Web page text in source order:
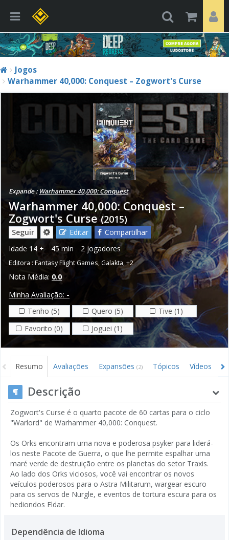
Jogos
Warhammer 40,000: Conquest – Zogwort's Curse
Expande : Warhammer 40,000: Conquest
Warhammer 40,000: Conquest –
Zogwort's Curse (2015)
Seguir Editar
Compartilhar
Idade 14 + 45 min 2 jogadores
Editora :Fantasy Flight Games,Galakta,+2
Nota Média: 0.0
Minha Avaliação: -
Tenho (5)
Quero (5)
Tive (1)
Favorito (0)
Joguei (1)
Resumo Avaliações Expansões (2) Tópicos Vídeos
Descrição
Zogwort's Curse é o quarto pacote de 60 cartas para o ciclo
"Warlord" de Warhammer 40,000: Conquest.
Os Orks encontram uma nova e poderosa psyker para liderá-
los neste Pacote de Guerra, o que lhe permite espalhar uma
maré verde de destruição entre os planetas do setor Traxis.
Ao lado dos Orks viciosos, você vai encontrar os novos
veículos poderosos para o Astra Militarum, wargear escuro
para os servos de Nurgle, e eventos de tortura escura para os
hediondos Eldar.
Dependência de Idioma